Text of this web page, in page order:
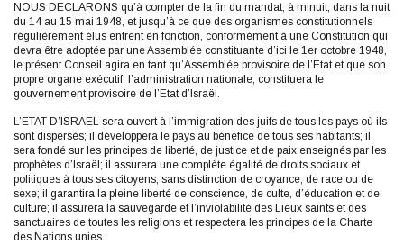
NOUS DECLARONS qu’à compter de la fin du mandat, à minuit, dans la nuit
du 14 au 15 mai 1948, et jusqu’à ce que des organismes constitutionnels
régulièrement élus entrent en fonction, conformément à une Constitution qui
devra être adoptée par une Assemblée constituante d’ici le 1er octobre 1948,
le présent Conseil agira en tant qu’Assemblée provisoire de l’Etat et que son
propre organe exécutif, l’administration nationale, constituera le
gouvernement provisoire de l’Etat d’Israël.
L’ETAT D’ISRAEL sera ouvert à l’immigration des juifs de tous les pays où ils
sont dispersés; il développera le pays au bénéfice de tous ses habitants; il
sera fondé sur les principes de liberté, de justice et de paix enseignés par les
prophètes d’Israël; il assurera une complète égalité de droits sociaux et
politiques à tous ses citoyens, sans distinction de croyance, de race ou de
sexe; il garantira la pleine liberté de conscience, de culte, d’éducation et de
culture; il assurera la sauvegarde et l’inviolabilité des Lieux saints et des
sanctuaires de toutes les religions et respectera les principes de la Charte
des Nations unies.